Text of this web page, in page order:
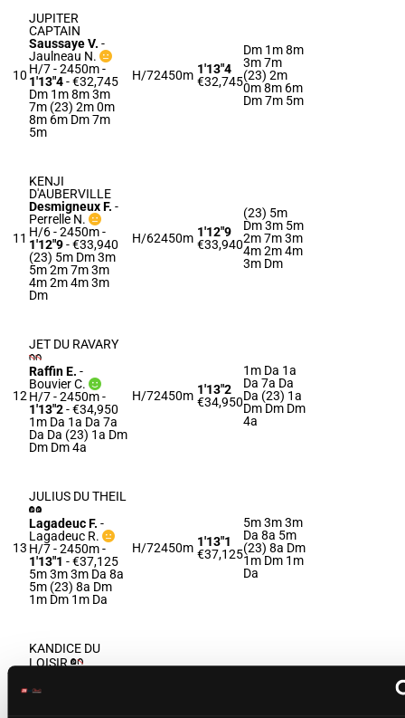
10
JUPITER
CAPTAIN
Saussaye V. -
Jaulneau N.
H/7 - 2450m-
1'13"4- €32,745
Dm 1m 8m 3m
7m (23) 2m 0m
8m 6m Dm 7m
5m
H/72450m 1'13"4
€32,745
Dm 1m 8m
3m 7m
(23) 2m
0m 8m 6m
Dm 7m 5m
11
KENJI
D'AUBERVILLE
Desmigneux F. -
Perrelle N.
H/6 - 2450m-
1'12"9- €33,940
(23) 5m Dm 3m
5m 2m 7m 3m
4m 2m 4m 3m
Dm
H/62450m 1'12"9
€33,940
(23) 5m
Dm 3m 5m
2m 7m 3m
4m 2m 4m
3m Dm
12
JET DU RAVARY
Raffin E. -
Bouvier C.
H/7 - 2450m-
1'13"2- €34,950
1m Da 1a Da 7a
Da Da (23) 1a Dm
Dm Dm 4a
H/72450m 1'13"2
€34,950
1m Da 1a
Da 7a Da
Da (23) 1a
Dm Dm Dm
4a
13
JULIUS DU THEIL
Lagadeuc F. -
Lagadeuc R.
H/7 - 2450m-
1'13"1 - €37,125
5m 3m 3m Da 8a
5m (23) 8a Dm
1m Dm 1m Da
H/72450m 1'13"1
€37,125
5m 3m 3m
Da 8a 5m
(23) 8a Dm
1m Dm 1m
Da
KANDICE DU
LOISIR
C.